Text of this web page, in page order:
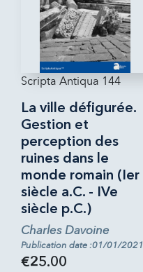
Scripta Antiqua 144
La ville défigurée.
Gestion et
perception des
ruines dans le
monde romain (Ier
siècle a.C. - IVe
siècle p.C.)
Charles Davoine
Publication date :01/01/2021
€25.00